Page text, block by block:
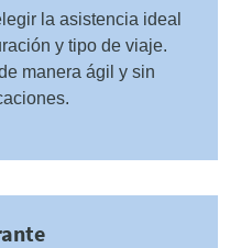
la asistencia ideal
y tipo de viaje.
manera ágil y sin